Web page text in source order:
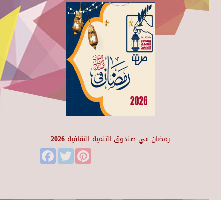
رمضان في صندوق التنمية الثقافية 2026
FacebookTwitter